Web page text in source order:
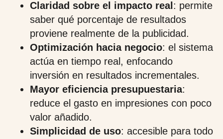
Claridad sobre el impacto real : permite
saber qué porcentaje de resultados
proviene realmente de la publicidad.
Optimización hacia negocio: el sistema
actúa en tiempo real, enfocando
inversión en resultados incrementales.
Mayor eficiencia presupuestaria:
reduce el gasto en impresiones con poco
valor añadido.
Simplicidad de uso: accesible para todo